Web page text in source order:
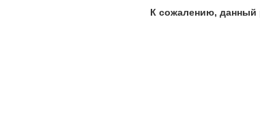
К сожалению, данный